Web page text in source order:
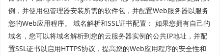
例，并使用包管理器安装所需的软件包，并配置Web服务器以服务
您的Web应用程序。 域名解析和SSL证书配置： 如果您拥有自己的
域名，您可以将域名解析到您的云服务器实例的公共IP地址，并配
置SSL证书以启用HTTPS协议，提高您的Web应用程序的安全性和